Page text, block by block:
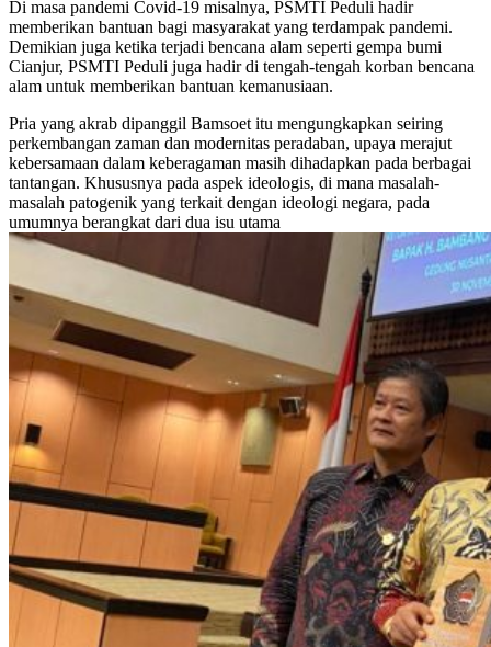
Di masa pandemi Covid-19 misalnya, PSMTI Peduli hadir
memberikan bantuan bagi masyarakat yang terdampak pandemi.
Demikian juga ketika terjadi bencana alam seperti gempa bumi
Cianjur, PSMTI Peduli juga hadir di tengah-tengah korban bencana
alam untuk memberikan bantuan kemanusiaan.
Pria yang akrab dipanggil Bamsoet itu mengungkapkan seiring
perkembangan zaman dan modernitas peradaban, upaya merajut
kebersamaan dalam keberagaman masih dihadapkan pada berbagai
tantangan. Khususnya pada aspek ideologis, di mana masalah-
masalah patogenik yang terkait dengan ideologi negara, pada
umumnya berangkat dari dua isu utama